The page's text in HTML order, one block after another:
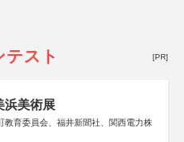
テスト [PR]
浜美術展
教育委員会、福井新聞社、関西電力株